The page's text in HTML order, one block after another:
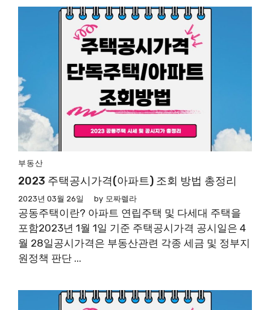
부동산
2023 주택공시가격(아파트) 조회 방법 총정리
2023년 03월 26일 by 모짜렐라
공동주택이란? 아파트 연립주택 및 다세대 주택을
포함2023년 1월 1일 기준 주택공시가격 공시일은 4
월 28일공시가격은 부동산관련 각종 세금 및 정부지
원정책 판단 ...